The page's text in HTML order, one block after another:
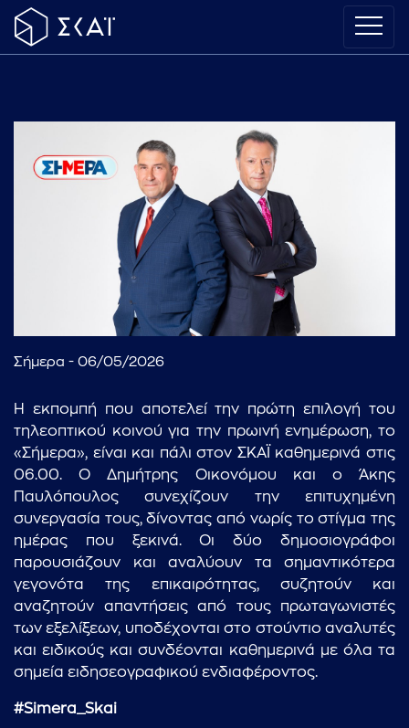
Σήμερα - 06/05/2026
Η εκπομπή που αποτελεί την πρώτη επιλογή του
τηλεοπτικού κοινού για την πρωινή ενημέρωση, το
«Σήμερα», είναι και πάλι στον ΣΚΑΪ καθημερινά στις
06.00. Ο Δημήτρης Οικονόμου και ο Άκης
Παυλόπουλος συνεχίζουν την επιτυχημένη
συνεργασία τους, δίνοντας από νωρίς το στίγμα της
ημέρας που ξεκινά. Οι δύο δημοσιογράφοι
παρουσιάζουν και αναλύουν τα σημαντικότερα
γεγονότα της επικαιρότητας, συζητούν και
αναζητούν απαντήσεις από τους πρωταγωνιστές
των εξελίξεων, υποδέχονται στο στούντιο αναλυτές
και ειδικούς και συνδέονται καθημερινά με όλα τα
σημεία ειδησεογραφικού ενδιαφέροντος.
#Simera_Skai